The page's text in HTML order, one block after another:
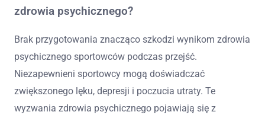
zdrowia psychicznego?
Brak przygotowania znacząco szkodzi wynikom zdrowia
psychicznego sportowców podczas przejść.
Niezapewnieni sportowcy mogą doświadczać
zwiększonego lęku, depresji i poczucia utraty. Te
wyzwania zdrowia psychicznego pojawiają się z